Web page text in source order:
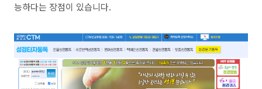
능하다는 장점이 있습니다.